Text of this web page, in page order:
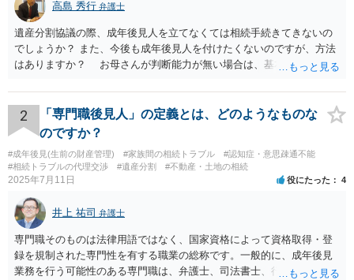
高島 秀行 弁護士
遺産分割協議の際、成年後見人を立てなくては相続手続きてきないの
でしょうか？ また、今後も成年後見人を付けたくないのですが、方法
はありますか？ お母さんが判断能力が無い場合は、基本的に成年後
立て、お母さんに特別代理人をつけるという方法も考えられますが、
遺産分割だけでなく、その後の取得した遺産の管理もありますので
遺産分割審判や遺産分割調停を申し立て、お母さんに特別代理人をつ
けるということでは解決できなさそうなので 後見人をつけるよう求め
られると思います。 弁護士に面談で相談された方がよいと思いま
す。
2
「専門職後見人」の定義とは、どのようなものな
のですか？
#成年後見(生前の財産管理) #家族間の相続トラブル
#認知症・意思疎通不能
#相続トラブルの代理交渉
#遺産分割 #不動産・土地の相続
2025年7月11日 役にたった 4
井上 祐司 弁護士
専門職そのものは法律用語ではなく、国家資格によって資格取得・登
録を規制された専門性を有する職業の総称です。一般的に、成年後見
業務を行う可能性のある専門職は、弁護士、司法書士、行政書士、税